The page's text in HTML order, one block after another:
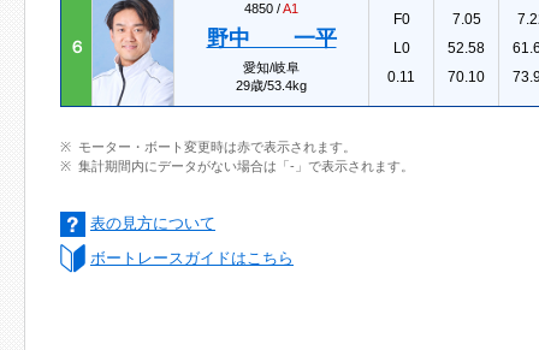
６
4850 /A1
野中 一平
愛知/岐阜
29歳/53.4kg
F0
L0
0.11
7.05
52.58
70.10
モーター・ボート変更時は赤で表示されます。
集計期間内にデータがない場合は「-」で表示されます。
表の見方について
ボートレースガイドはこちら